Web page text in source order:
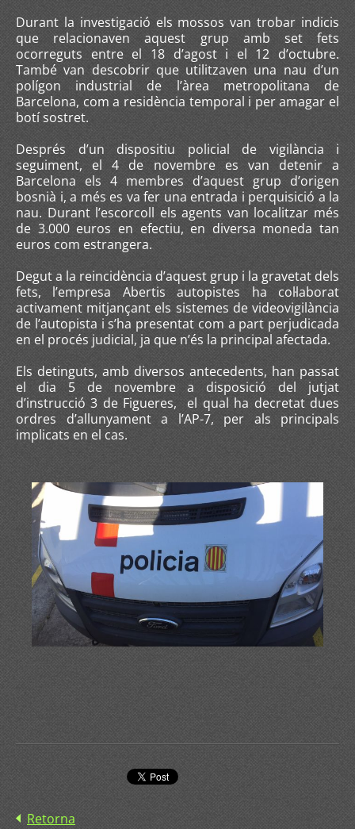
Durant la investigació els mossos van trobar indicis
que relacionaven aquest grup amb set fets
ocorreguts entre el 18 d’agost i el 12 d’octubre.
També van descobrir que utilitzaven una nau d’un
polígon industrial de l’àrea metropolitana de
Barcelona, com a residència temporal i per amagar el
botí sostret.
Després d’un dispositiu policial de vigilància i
seguiment, el 4 de novembre es van detenir a
Barcelona els 4 membres d’aquest grup d’origen
bosnià i, a més es va fer una entrada i perquisició a la
nau. Durant l’escorcoll els agents van localitzar més
de 3.000 euros en efectiu, en diversa moneda tan
euros com estrangera.
Degut a la reincidència d’aquest grup i la gravetat dels
fets, l’empresa Abertis autopistes ha col·laborat
activament mitjançant els sistemes de videovigilància
de l’autopista i s’ha presentat com a part perjudicada
en el procés judicial, ja que n’és la principal afectada.
Els detinguts, amb diversos antecedents, han passat
el dia 5 de novembre a disposició del jutjat
d’instrucció 3 de Figueres, el qual ha decretat dues
ordres d’allunyament a l’AP-7, per als principals
implicats en el cas.
Retorna